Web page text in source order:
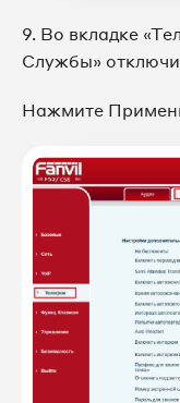
9. Во вкладке
Службы»
Нажмите